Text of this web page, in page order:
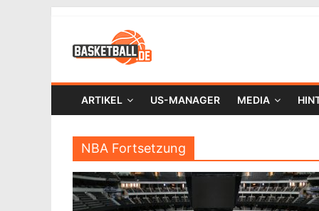
ARTIKEL US-MANAGER MEDIA
NBA Fortsetzung